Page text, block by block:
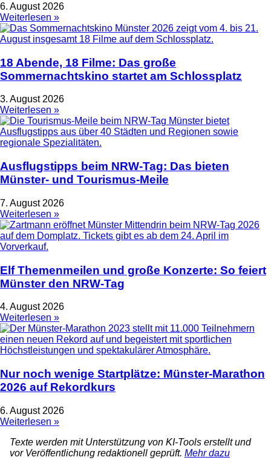
6. August 2026
Weiterlesen »
18 Abende, 18 Filme: Das große
Sommernachtskino startet am Schlossplatz
3. August 2026
Weiterlesen »
Ausflugstipps beim NRW-Tag: Das bieten
Münster- und Tourismus-Meile
7. August 2026
Weiterlesen »
Elf Themenmeilen und große Konzerte: So feiert
Münster den NRW-Tag
4. August 2026
Weiterlesen »
Nur noch wenige Startplätze: Münster-Marathon
2026 auf Rekordkurs
6. August 2026
Weiterlesen »
Texte werden mit Unterstützung von KI-Tools erstellt und
vor Veröffentlichung redaktionell geprüft. Mehr dazu